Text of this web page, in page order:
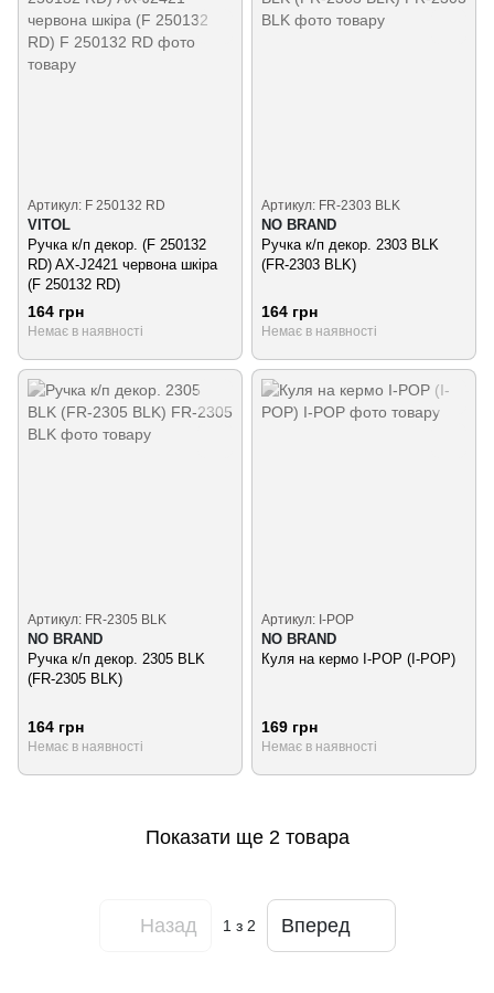
Артикул: F 250132 RD
VITOL
Ручка к/п декор. (F 250132
RD) AX-J2421 червона шкiра
(F 250132 RD)
164 грн
Немає в наявності
Артикул: FR-2303 BLK
NO BRAND
Ручка к/п декор. 2303 BLK
(FR-2303 BLK)
164 грн
Немає в наявності
Артикул: FR-2305 BLK
NO BRAND
Ручка к/п декор. 2305 BLK
(FR-2305 BLK)
164 грн
Немає в наявності
Артикул: I-POP
NO BRAND
Куля на кермо I-POP (I-POP)
169 грн
Немає в наявності
Показати ще 2 товара
Назад 1 з 2 Вперед